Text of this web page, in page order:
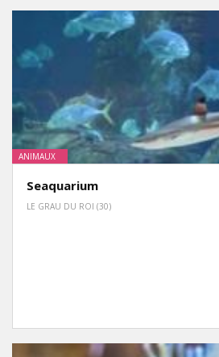
ANIMAUX
Seaquarium
LE GRAU DU ROI (30)